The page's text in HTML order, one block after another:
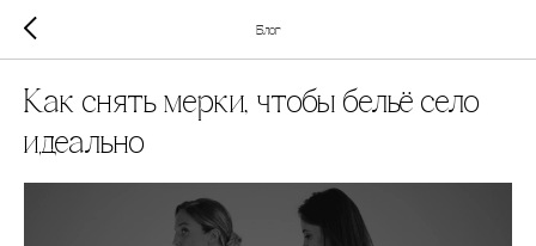
Блог
Как снять мерки, чтобы бельё село
идеально